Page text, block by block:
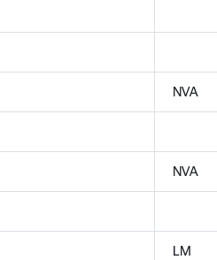
NVA
NVA
LM